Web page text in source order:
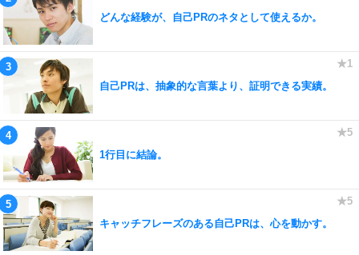
どんな経験が、自己PRのネタとして使えるか。
自己PRは、抽象的な言葉より、証明できる実績。
1行目に結論。
キャッチフレーズのある自己PRは、心を動かす。